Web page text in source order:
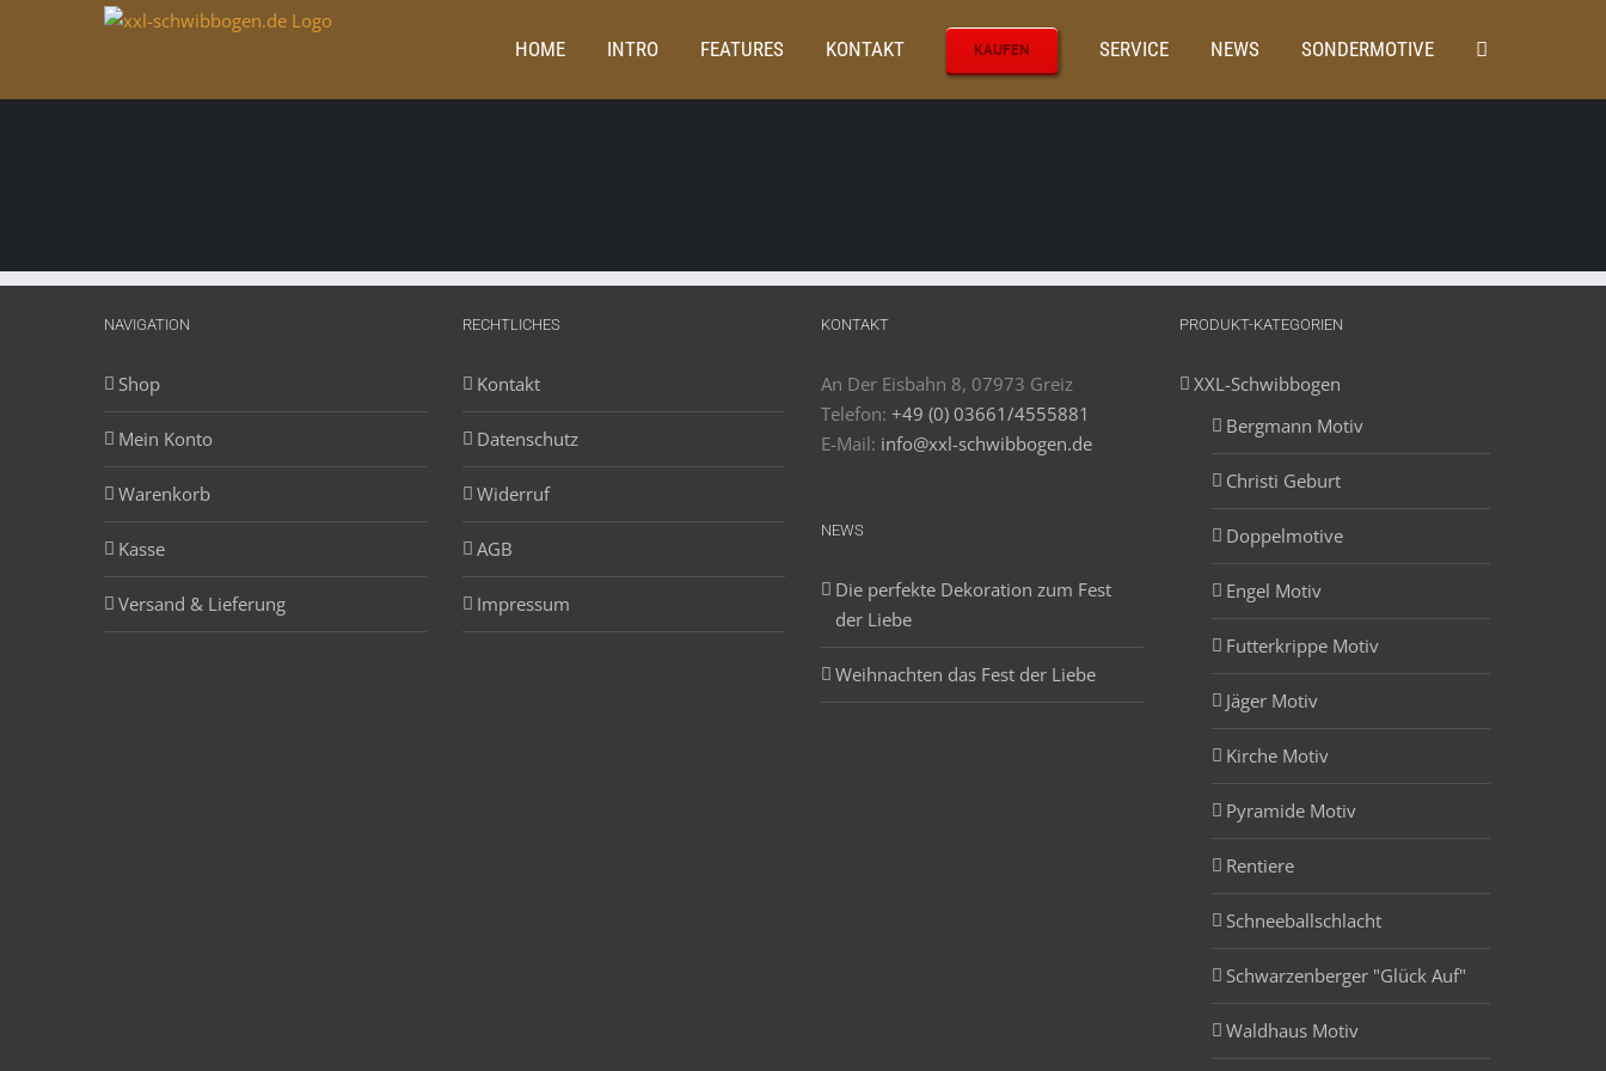
HOME INTRO FEATURES KONTAKT KAUFEN SERVICE NEWS SONDERMOTIVE
Startseite Home back2-graey
NAVIGATION
Shop
Mein Konto
Warenkorb
Kasse
Versand & Lieferung
RECHTLICHES
Kontakt
Datenschutz
Widerruf
AGB
Impressum
KONTAKT
An Der Eisbahn 8, 07973 Greiz
Telefon: +49 (0) 03661/4555881
E-Mail: info@xxl-schwibbogen.de
NEWS
Die perfekte Dekoration zum Fest
der Liebe
Weihnachten das Fest der Liebe
PRODUKT-KATEGORIEN
XXL-Schwibbogen
Bergmann Motiv
Christi Geburt
Doppelmotive
Engel Motiv
Futterkrippe Motiv
Jäger Motiv
Kirche Motiv
Pyramide Motiv
Rentiere
Schneeballschlacht
Schwarzenberger "Glück Auf"
Waldhaus Motiv